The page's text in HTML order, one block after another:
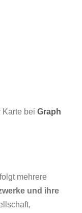
Karte bei Graph
mehrere
und ihre